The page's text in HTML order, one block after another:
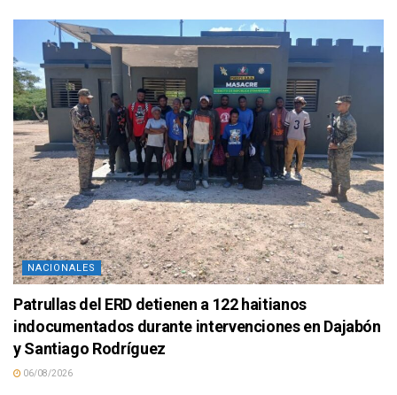
NACIONALES
Patrullas del ERD detienen a 122 haitianos
indocumentados durante intervenciones en Dajabón
y Santiago Rodríguez
06/08/2026